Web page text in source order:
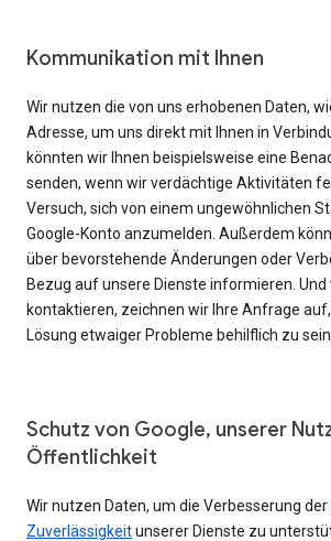
Kommunikation mit Ihnen
Wir nutzen die von uns erhobenen Daten,
Adresse, um uns direkt mit Ihnen in
könnten wir Ihnen beispielsweise eine
senden, wenn wir verdächtige Aktivitäten
Versuch, sich von einem ungewöhnlichen
Google-Konto anzumelden. Außerdem
über bevorstehende Änderungen oder
Bezug auf unsere Dienste informieren. Und
kontaktieren, zeichnen wir Ihre Anfrage
Lösung etwaiger Probleme behilflich zu sein.
Schutz von Google, unserer
Öffentlichkeit
Wir nutzen Daten, um die Verbesserung der
Zuverlässigkeitunserer Dienste zu